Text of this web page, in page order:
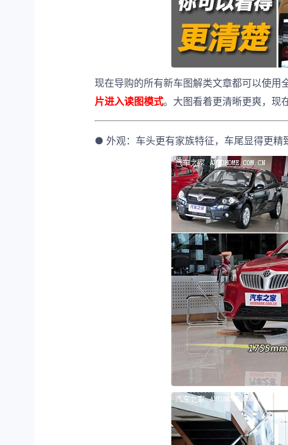
现在导购的所有新车图解类文章都可以使用
片进入读图模式。大图看着更清晰更爽，现
● 外观：车头更有家族特征，车尾显得更精